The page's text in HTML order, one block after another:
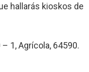
hallarás kioskos de
1, Agrícola, 64590.